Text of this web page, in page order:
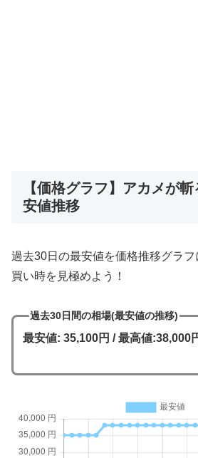
【価格グラフ】アカメが
安値推移
過去30日の最安値を価格推移グラフ
買い時を見極めよう！
過去30日間の相場(最安値の推移)
最安値: 35,100円 / 最高値:38,000